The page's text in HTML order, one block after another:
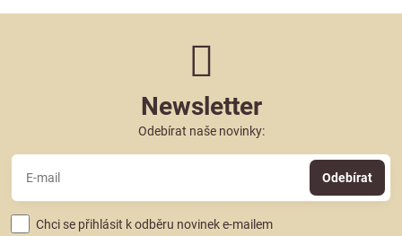
Newsletter
Odebírat naše novinky:
Odebírat
Chci se přihlásit k odběru novinek e-mailem